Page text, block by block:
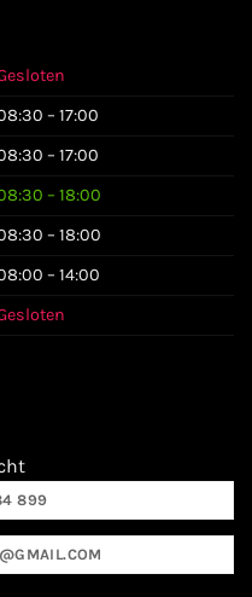
– 17:00
– 17:00
– 18:00
– 18:00
– 14:00
899